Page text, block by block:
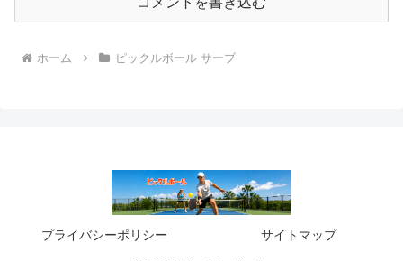
ホーム ピックルボール サーブ
プライバシーポリシー サイトマップ